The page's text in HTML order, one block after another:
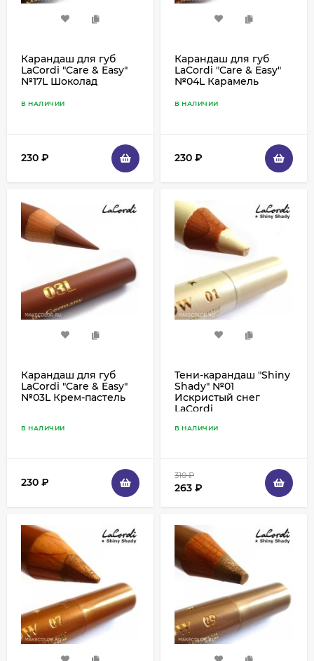
Карандаш для губ
LaCordi "Care & Easy"
№17L Шоколад
В НАЛИЧИИ
230 ₽
Карандаш для губ
LaCordi "Care & Easy"
№04L Карамель
В НАЛИЧИИ
230 ₽
Карандаш для губ
LaCordi "Care & Easy"
№03L Крем-пастель
В НАЛИЧИИ
230 ₽
Тени-карандаш "Shiny
Shady" №01
Искристый снег
LaCordi
В НАЛИЧИИ
310₽
263 ₽